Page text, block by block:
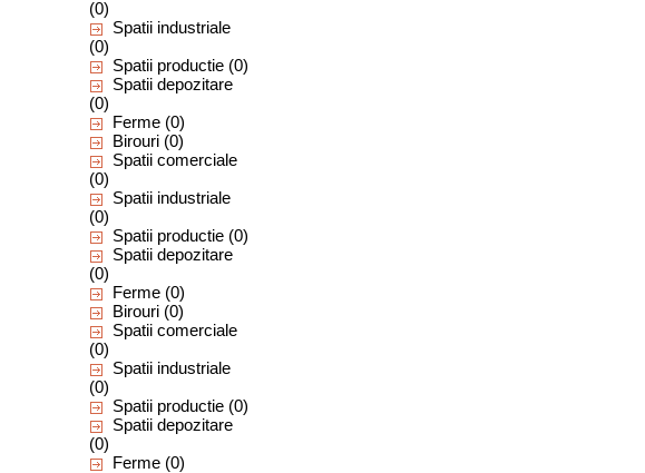
(0)
Spatii industriale
(0)
Spatii productie(0)
Spatii depozitare
(0)
Ferme(0)
Birouri(0)
Spatii comerciale
(0)
Spatii industriale
(0)
Spatii productie(0)
Spatii depozitare
(0)
Ferme(0)
Birouri(0)
Spatii comerciale
(0)
Spatii industriale
(0)
Spatii productie(0)
Spatii depozitare
(0)
Ferme(0)